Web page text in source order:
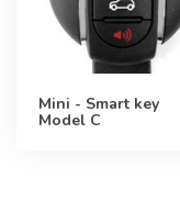
Mini - Smart key
Model C